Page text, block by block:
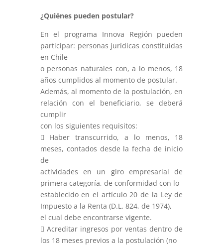
¿Quiénes pueden postular?
En el programa Innova Región pueden
participar: personas jurídicas constituidas
en Chile
o personas naturales con, a lo menos, 18
años cumplidos al momento de postular.
Además, al momento de la postulación, en
relación con el beneficiario, se deberá
cumplir
con los siguientes requisitos:
 Haber transcurrido, a lo menos, 18
meses, contados desde la fecha de inicio
de
actividades en un giro empresarial de
primera categoría, de conformidad con lo
establecido en el artículo 20 de la Ley de
Impuesto a la Renta (D.L. 824, de 1974),
el cual debe encontrarse vigente.
 Acreditar ingresos por ventas dentro de
los 18 meses previos a la postulación (no